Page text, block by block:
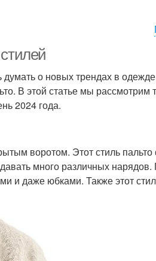
думать о новых трендах в
В этой статье мы рассмотрим
2024 года.
воротом. Этот стиль пальто
много различных нарядов.
и даже юбками. Также этот